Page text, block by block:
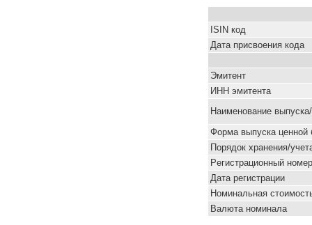
ISIN код
Дата присвоения кода
Эмитент
ИНН эмитента
Наименование
Форма выпуска ценной
Порядок хранения/
Pегистрационный номер
Дата регистрации
Номинальная
Валюта номинала